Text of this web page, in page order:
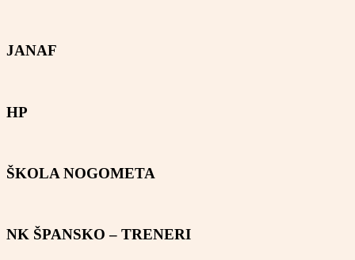
JANAF
HP
ŠKOLA NOGOMETA
NK ŠPANSKO – TRENERI